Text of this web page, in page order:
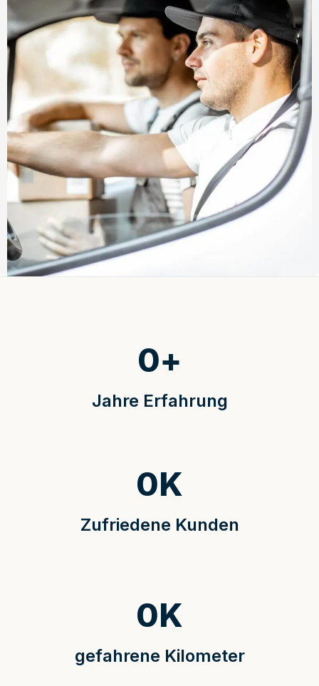
Jahre Erfahrung
0+
Zufriedene Kunden
0K
gefahrene Kilometer
0K